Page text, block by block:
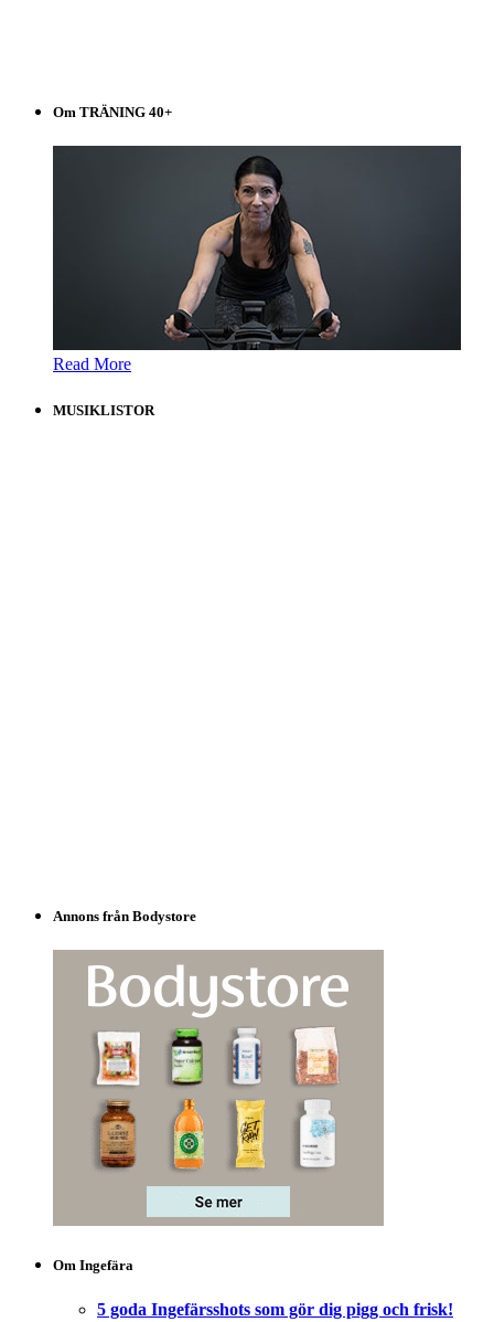
Om TRÄNING 40+
Read More
MUSIKLISTOR
Annons från Bodystore
Om Ingefära
5 goda Ingefärsshots som gör dig pigg och frisk!